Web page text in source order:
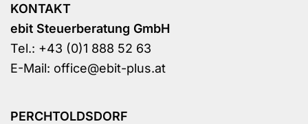
KONTAKT
ebit Steuerberatung GmbH
Tel.: +43 (0)1 888 52 63
E-Mail: office@ebit-plus.at
PERCHTOLDSDORF